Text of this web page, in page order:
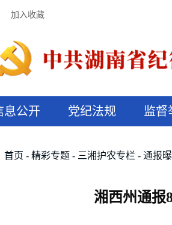
加入收藏
息公开 党纪法规 监督
首页 精彩专题 三湘护农专栏 通报
湘西州通报